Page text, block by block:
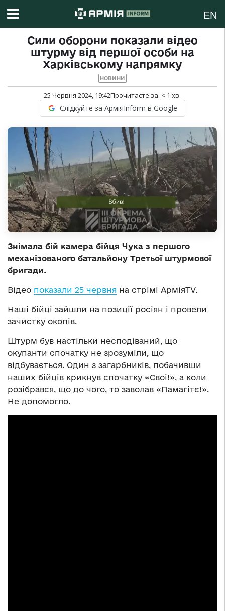
EN
Сили оборони показали відео
штурму від першої особи на
Харківському напрямку
НОВИНИ
25 Червня 2024, 19:42Прочитаєте за: < 1 хв.
Слідкуйте за АрміяInform в Google
Знімала бій камера бійця Чука з першого
механізованого батальйону Третьої штурмової
бригади.
Відео показали 25 червня на стрімі АрміяTV.
Наші бійці зайшли на позиції росіян і провели
зачистку окопів.
Штурм був настільки несподіваний, що
окупанти спочатку не зрозуміли, що
відбувається. Один з загарбників, побачивши
наших бійців крикнув спочатку «Своі!», а коли
розібрався, що до чого, то заволав «Памагітє!».
Не допомогло.